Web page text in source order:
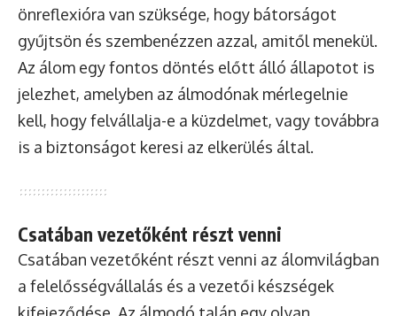
önreflexióra van szüksége, hogy bátorságot
gyűjtsön és szembenézzen azzal, amitől menekül.
Az álom egy fontos döntés előtt álló állapotot is
jelezhet, amelyben az álmodónak mérlegelnie
kell, hogy felvállalja-e a küzdelmet, vagy továbbra
is a biztonságot keresi az elkerülés által.
Csatában vezetőként részt venni
Csatában vezetőként részt venni az álomvilágban
a felelősségvállalás és a vezetői készségek